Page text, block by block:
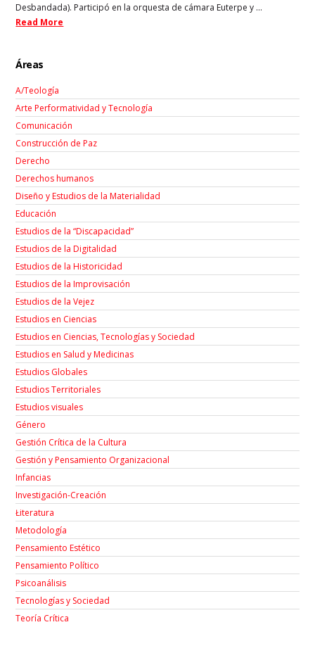
Desbandada). Participó en la orquesta de cámara Euterpe y ...
Read More
Áreas
A/Teología
Arte Performatividad y Tecnología
Comunicación
Construcción de Paz
Derecho
Derechos humanos
Diseño y Estudios de la Materialidad
Educación
Estudios de la “Discapacidad”
Estudios de la Digitalidad
Estudios de la Historicidad
Estudios de la Improvisación
Estudios de la Vejez
Estudios en Ciencias
Estudios en Ciencias, Tecnologías y Sociedad
Estudios en Salud y Medicinas
Estudios Globales
Estudios Territoriales
Estudios visuales
Género
Gestión Crítica de la Cultura
Gestión y Pensamiento Organizacional
Infancias
Investigación-Creación
Łiteratura
Metodología
Pensamiento Estético
Pensamiento Político
Psicoanálisis
Tecnologías y Sociedad
Teoría Crítica